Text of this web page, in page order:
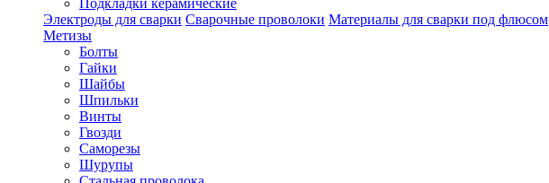
Подкладки керамические
Электроды для сварки Сварочные проволоки Материалы для сварки под флюсом
Метизы
Болты
Гайки
Шайбы
Шпильки
Винты
Гвозди
Саморезы
Шурупы